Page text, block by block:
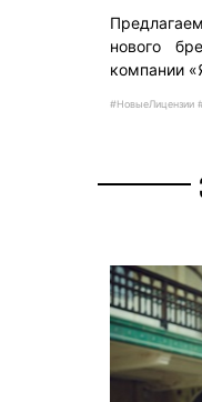
нового
компании
#НовыеЛицензии